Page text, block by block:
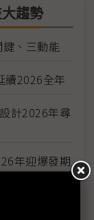
趨勢
、三動能
續2026全年
計2026年尋
年迎爆發期